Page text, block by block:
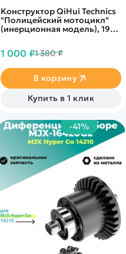
Конструктор QiHui Technics
"Полицейский мотоцикл"
(инерционная модель), 193
1 000 ₽1 380 ₽
В корзину
Купить в 1 клик
-41%